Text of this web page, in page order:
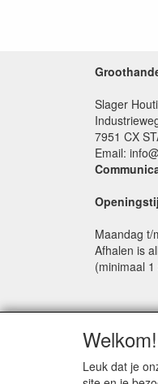
Slager
7951 CX
Email:
Maandag t/
Afhalen is
(minimaal
Leuk dat je